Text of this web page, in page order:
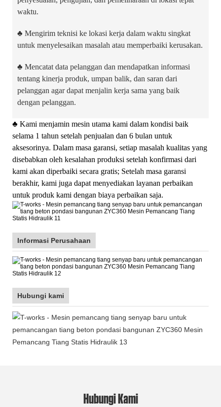
waktu.
♣ Mengirim teknisi ke lokasi kerja dalam waktu singkat
untuk menyelesaikan masalah atau memperbaiki kerusakan.
♣ Mencatat data pelanggan dan mendapatkan informasi
tentang kinerja produk, umpan balik, dan saran dari
pelanggan agar dapat menjalin kerja sama yang baik
dengan pelanggan.
♣ Kami menjamin mesin utama kami dalam kondisi baik
selama 1 tahun setelah penjualan dan 6 bulan untuk
aksesorinya. Dalam masa garansi, setiap masalah kualitas yang
disebabkan oleh kesalahan produksi setelah konfirmasi dari
kami akan diperbaiki secara gratis; Setelah masa garansi
berakhir, kami juga dapat menyediakan layanan perbaikan
untuk produk kami dengan biaya perbaikan saja.
Informasi Perusahaan
Hubungi kami
Hubungi Kami